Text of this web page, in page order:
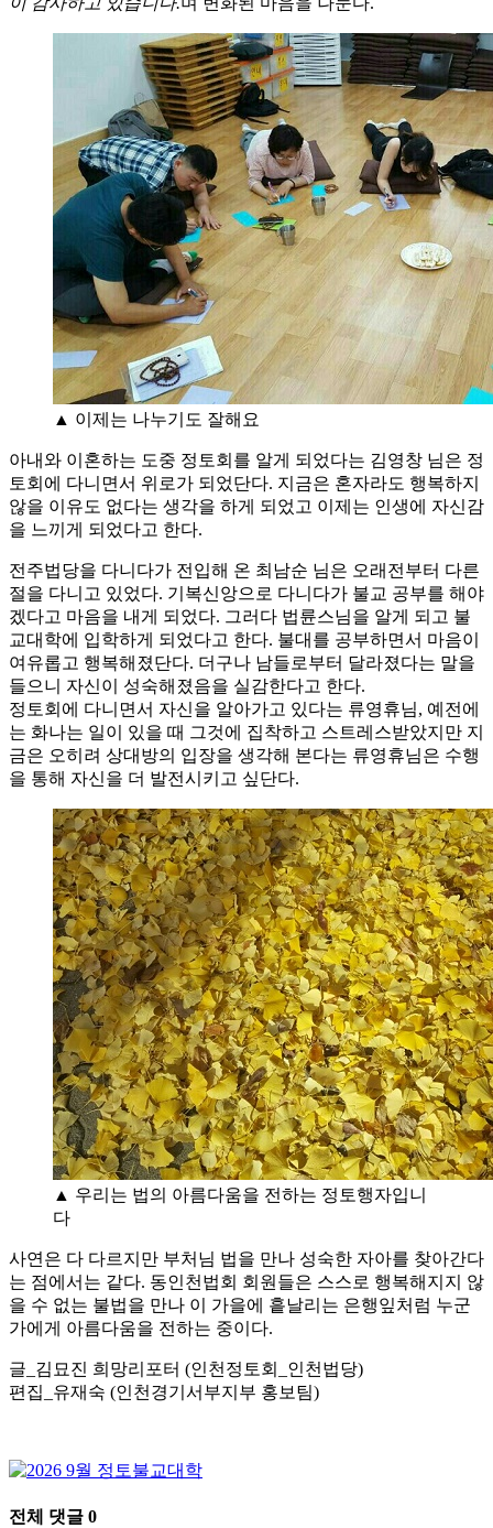
▲ 이제는 나누기도 잘해요
아내와 이혼하는 도중 정토회를 알게 되었다는 김영창 님은 정
토회에 다니면서 위로가 되었단다. 지금은 혼자라도 행복하지
않을 이유도 없다는 생각을 하게 되었고 이제는 인생에 자신감
을 느끼게 되었다고 한다.
전주법당을 다니다가 전입해 온 최남순 님은 오래전부터 다른
절을 다니고 있었다. 기복신앙으로 다니다가 불교 공부를 해야
겠다고 마음을 내게 되었다. 그러다 법륜스님을 알게 되고 불
교대학에 입학하게 되었다고 한다. 불대를 공부하면서 마음이
여유롭고 행복해졌단다. 더구나 남들로부터 달라졌다는 말을
들으니 자신이 성숙해졌음을 실감한다고 한다.
정토회에 다니면서 자신을 알아가고 있다는 류영휴님, 예전에
는 화나는 일이 있을 때 그것에 집착하고 스트레스받았지만 지
금은 오히려 상대방의 입장을 생각해 본다는 류영휴님은 수행
을 통해 자신을 더 발전시키고 싶단다.
▲ 우리는 법의 아름다움을 전하는 정토행자입니
다
사연은 다 다르지만 부처님 법을 만나 성숙한 자아를 찾아간다
는 점에서는 같다. 동인천법회 회원들은 스스로 행복해지지 않
을 수 없는 불법을 만나 이 가을에 흩날리는 은행잎처럼 누군
가에게 아름다움을 전하는 중이다.
글_김묘진 희망리포터 (인천정토회_인천법당)
편집_유재숙 (인천경기서부지부 홍보팀)
전체 댓글 0